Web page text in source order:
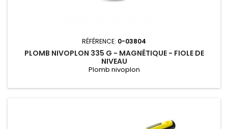
RÉFÉRENCE: 0-03804
PLOMB NIVOPLON 335 G - MAGNÉTIQUE - FIOLE DE
NIVEAU
Plomb nivoplon